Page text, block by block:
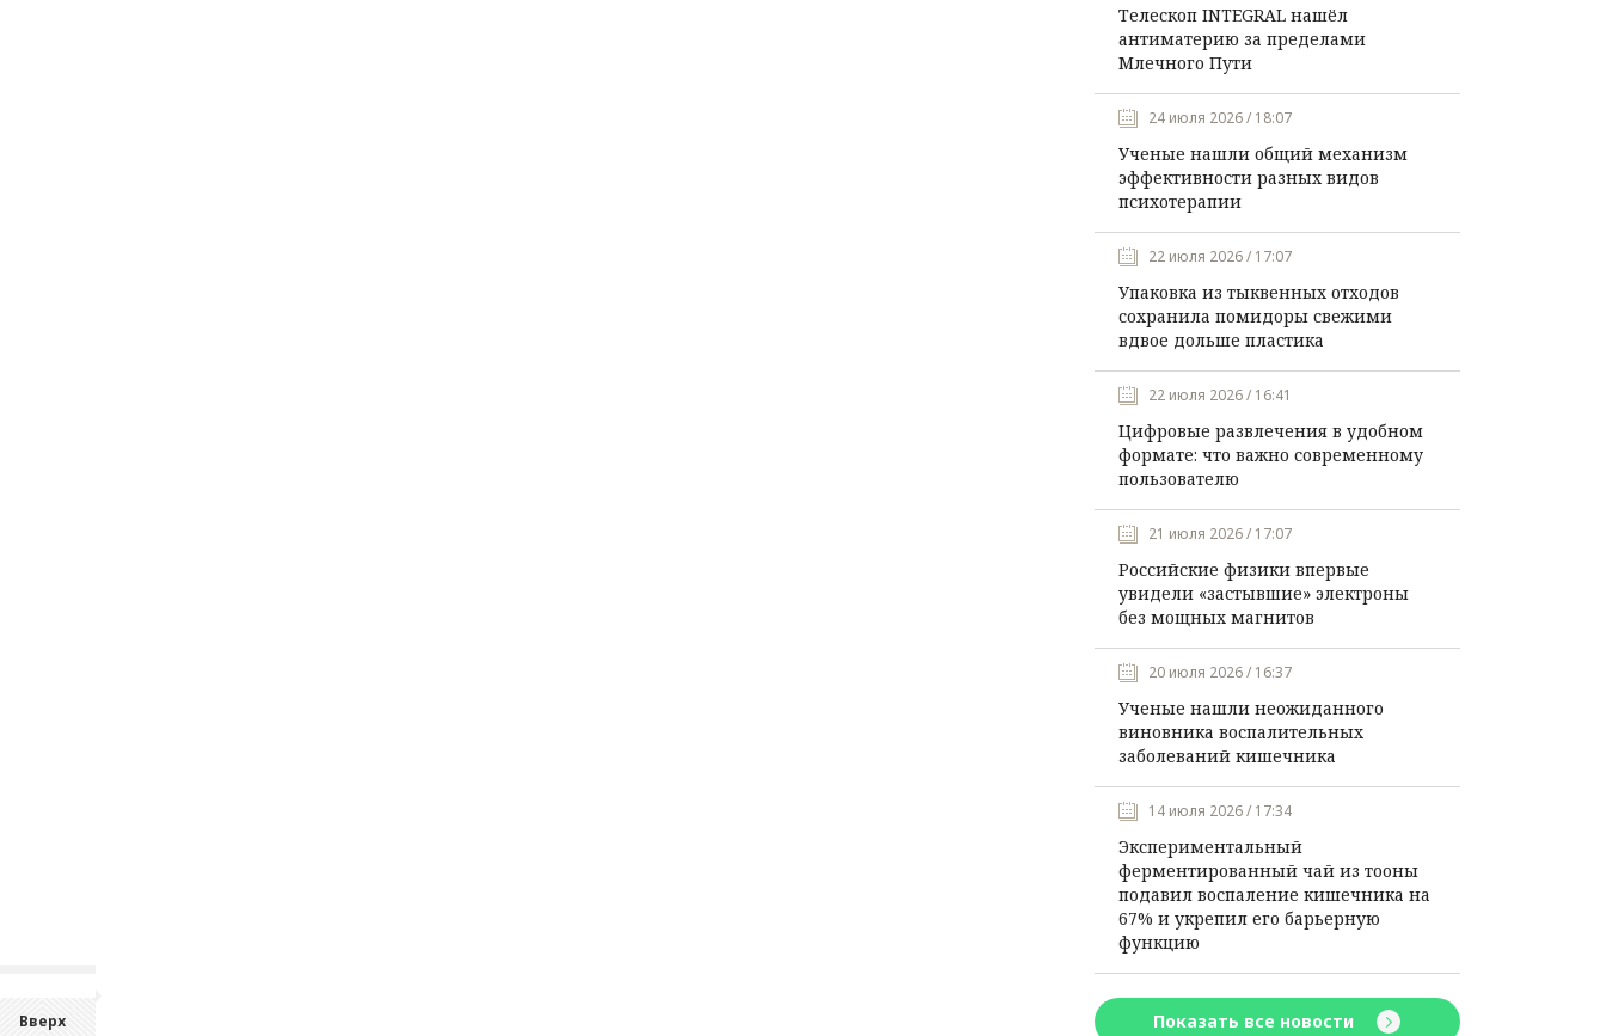
Вверх
Телескоп INTEGRAL нашёл
антиматерию за пределами
Млечного Пути
24 июля 2026 / 18:07
Ученые нашли общий механизм
эффективности разных видов
психотерапии
22 июля 2026 / 17:07
Упаковка из тыквенных отходов
сохранила помидоры свежими
вдвое дольше пластика
22 июля 2026 / 16:41
Цифровые развлечения в удобном
формате: что важно современному
пользователю
21 июля 2026 / 17:07
Российские физики впервые
увидели «застывшие» электроны
без мощных магнитов
20 июля 2026 / 16:37
Ученые нашли неожиданного
виновника воспалительных
заболеваний кишечника
14 июля 2026 / 17:34
Экспериментальный
ферментированный чай из тооны
подавил воспаление кишечника на
67% и укрепил его барьерную
функцию
Показать все новости